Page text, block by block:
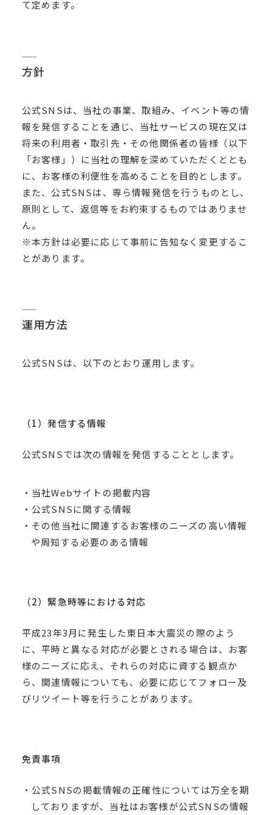
て定めます。
方針
公式SNSは、当社の事業、取組み、イベント等の情
報を発信することを通じ、当社サービスの現在又は
将来の利用者・取引先・その他関係者の皆様（以下
「お客様」）に当社の理解を深めていただくととも
に、お客様の利便性を高めることを目的とします。
また、公式SNSは、専ら情報発信を行うものとし、
原則として、返信等をお約束するものではありませ
ん。
※本方針は必要に応じて事前に告知なく変更するこ
とがあります。
運用方法
公式SNSは、以下のとおり運用します。
（1）発信する情報
公式SNSでは次の情報を発信することとします。
・当社Webサイトの掲載内容
・公式SNSに関する情報
・その他当社に関連するお客様のニーズの高い情報
や周知する必要のある情報
（2）緊急時等における対応
平成23年3月に発生した東日本大震災の際のよう
に、平時と異なる対応が必要とされる場合は、お客
様のニーズに応え、それらの対応に資する観点か
ら、関連情報についても、必要に応じてフォロー及
びリツイート等を行うことがあります。
免責事項
・公式SNSの掲載情報の正確性については万全を期
しておりますが、当社はお客様が公式SNSの情報